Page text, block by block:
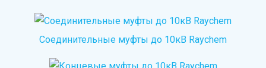
Соединительные муфты до 10кВ Raychem